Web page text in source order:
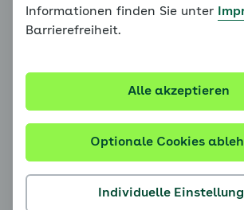
Hier haben wir einige Vorschläge für
Übungen:
Wandsitzen
Lehnen Sie sich mit dem Rücken an
gleiten Sie dann langsam daran ab
Oberschenkel parallel zum Boden
einen Neunziggradwinkel
locker an den Hüften. Stützen Sie
Informationen finden Sie unter
Barrierefreiheit.
Individuelle
Optionale Cookies
Alle akzeptieren